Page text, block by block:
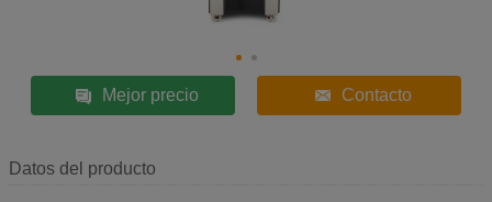
Mejor precio Contacto
Datos del producto